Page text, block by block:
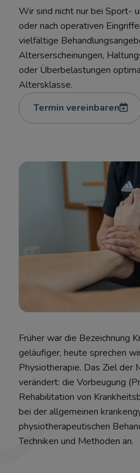
Wir sind nicht nur bei Sport-
oder nach operativen
vielfältige
Alterserscheinungen,
oder Überbelastungen
Altersklasse.
Termin vereinbaren
Früher war die Bezeichnung
geläufiger, heute sprechen
Physiotherapie. Das Ziel der
verändert: die Vorbeugung
Rehabilitation von
bei der allgemeinen
physiotherapeutischen
Techniken und Methoden an.